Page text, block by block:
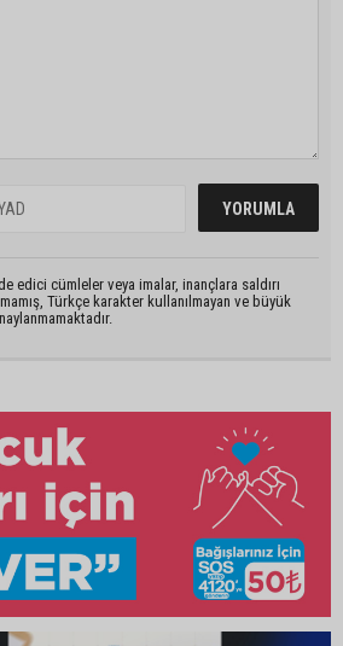
edici cümleler veya imalar, inançlara saldırı
Türkçe karakter kullanılmayan ve büyük